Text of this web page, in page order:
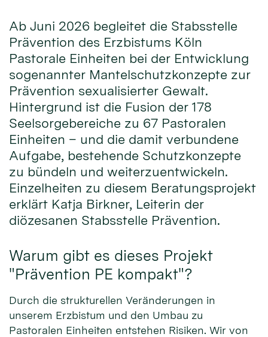
Ab Juni 2026 begleitet die Stabsstelle
Prävention des Erzbistums Köln
Pastorale Einheiten bei der Entwicklung
sogenannter Mantelschutzkonzepte zur
Prävention sexualisierter Gewalt.
Hintergrund ist die Fusion der 178
Seelsorgebereiche zu 67 Pastoralen
Einheiten – und die damit verbundene
Aufgabe, bestehende Schutzkonzepte
zu bündeln und weiterzuentwickeln.
Einzelheiten zu diesem Beratungsprojekt
erklärt Katja Birkner, Leiterin der
diözesanen Stabsstelle Prävention.
Warum gibt es dieses Projekt
"Prävention PE kompakt"?
Durch die strukturellen Veränderungen in
unserem Erzbistum und den Umbau zu
Pastoralen Einheiten entstehen Risiken. Wir von